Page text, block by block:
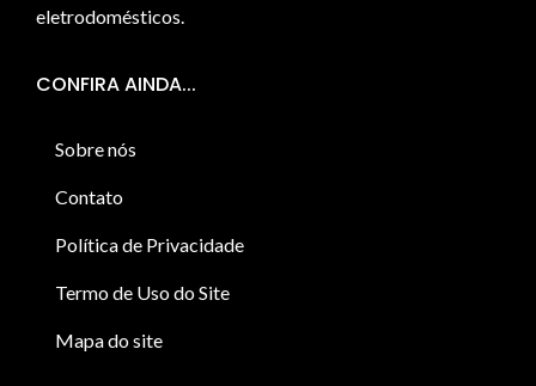
eletrodomésticos.
CONFIRA AINDA...
Sobre nós
Contato
Política de Privacidade
Termo de Uso do Site
Mapa do site